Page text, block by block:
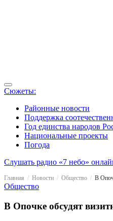
Сюжеты:
Районные новости
Поддержка
Год единства народов
Национальные проекты
Погода
Слушать радио «7 небо»
Главная Новости Общество В
Общество
В Опочке обсудят